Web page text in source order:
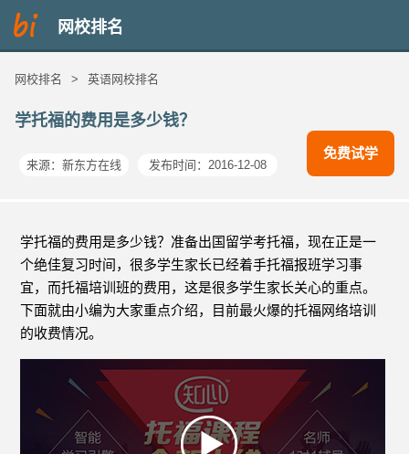
网校排名
网校排名 > 英语网校排名
学托福的费用是多少钱？
来源： 新东方在线 发布时间：2016-12-08
免费试学
学托福的费用是多少钱？准备出国留学考托福，现在正是一
个绝佳复习时间，很多学生家长已经着手托福报班学习事
宜，而托福培训班的费用，这是很多学生家长关心的重点。
下面就由小编为大家重点介绍，目前最火爆的托福网络培训
的收费情况。